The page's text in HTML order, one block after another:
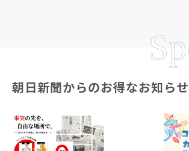
朝日新聞からのお得なお知らせ